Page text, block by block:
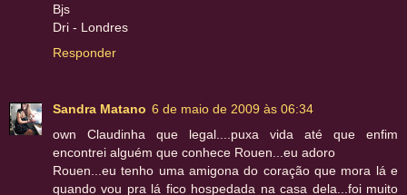
Bjs
Dri - Londres
Responder
Sandra Matano 6 de maio de 2009 às 06:34
own Claudinha que legal....puxa vida até que enfim
encontrei alguém que conhece Rouen...eu adoro
Rouen...eu tenho uma amigona do coração que mora lá e
quando vou pra lá fico hospedada na casa dela...foi muito